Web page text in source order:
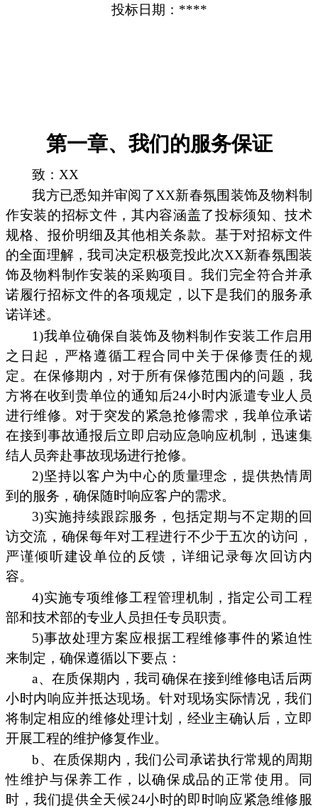
投标日期：****
第一章、我们的服务保证
致：XX
我方已悉知并审阅了XX新春氛围装饰及物料制
作安装的招标文件，其内容涵盖了投标须知、技术
规格、报价明细及其他相关条款。基于对招标文件
的全面理解，我司决定积极竞投此次XX新春氛围装
饰及物料制作安装的采购项目。我们完全符合并承
诺履行招标文件的各项规定，以下是我们的服务承
诺详述。
1)我单位确保自装饰及物料制作安装工作启用
之日起，严格遵循工程合同中关于保修责任的规
定。在保修期内，对于所有保修范围内的问题，我
方将在收到贵单位的通知后24小时内派遣专业人员
进行维修。对于突发的紧急抢修需求，我单位承诺
在接到事故通报后立即启动应急响应机制，迅速集
结人员奔赴事故现场进行抢修。
2)坚持以客户为中心的质量理念，提供热情周
到的服务，确保随时响应客户的需求。
3)实施持续跟踪服务，包括定期与不定期的回
访交流，确保每年对工程进行不少于五次的访问，
严谨倾听建设单位的反馈，详细记录每次回访内
容。
4)实施专项维修工程管理机制，指定公司工程
部和技术部的专业人员担任专员职责。
5)事故处理方案应根据工程维修事件的紧迫性
来制定，确保遵循以下要点：
a、在质保期内，我司确保在接到维修电话后两
小时内响应并抵达现场。针对现场实际情况，我们
将制定相应的维修处理计划，经业主确认后，立即
开展工程的维护修复作业。
b、在质保期内，我们公司承诺执行常规的周期
性维护与保养工作，以确保成品的正常使用。同
时，我们提供全天候24小时的即时响应紧急维修服